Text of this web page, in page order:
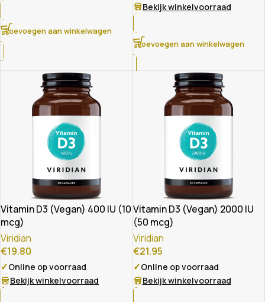
Toevoegen aan winkelwagen
Bekijk winkelvoorraad
Toevoegen aan winkelwagen
Vitamin D3 (Vegan) 400 IU (10
mcg)
Viridian
€19.80
✓Online op voorraad
Bekijk winkelvoorraad
Vitamin D3 (Vegan) 2000 IU
(50 mcg)
Viridian
€21.95
✓Online op voorraad
Bekijk winkelvoorraad